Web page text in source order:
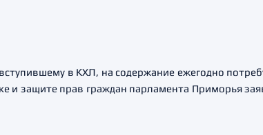
в КХЛ, на содержание ежегодно
и защите прав граждан парламента Приморья